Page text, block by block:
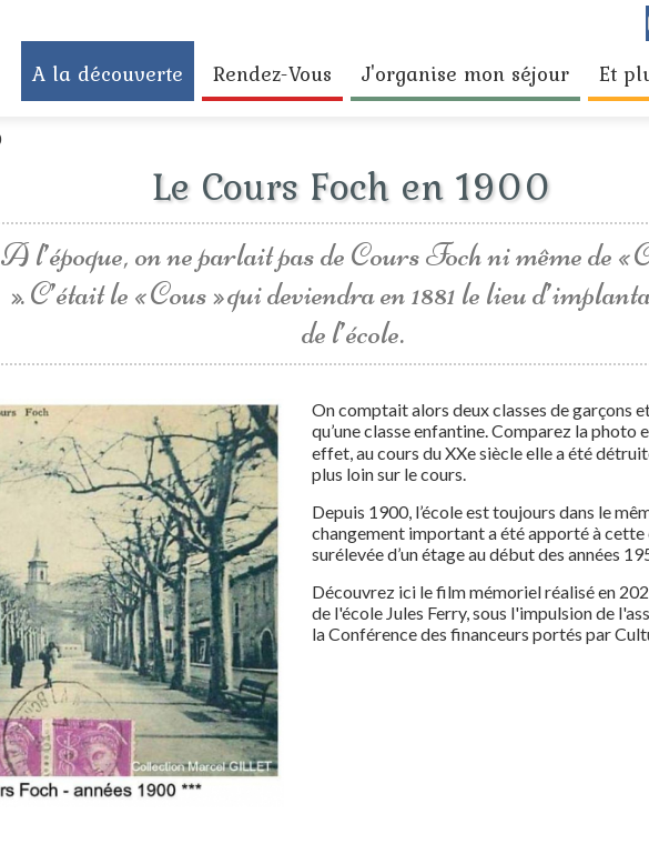
A la découverte Rendez-Vous J'organise mon séjour Et
Le Cours Foch en 1900
A l’époque, on ne parlait pas de Cours Foch ni même de «
». C’était le « Cous » qui deviendra en 1881 le lieu
de l’école.
On comptait alors deux classes de garçons
qu’une classe enfantine. Comparez la
effet, au cours du XXe siècle elle a été
plus loin sur le cours.
Depuis 1900, l’école est toujours dans le
changement important a été apporté à
surélevée d’un étage au début des années
Découvrez ici le film mémoriel réalisé en
de l'école Jules Ferry, sous l'impulsion de
la Conférence des financeurs portés par